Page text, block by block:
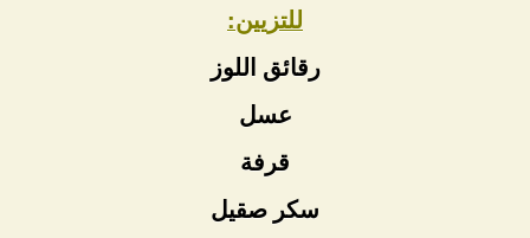
للتزيين:
رقائق اللوز
عسل
قرفة
سكر صقيل